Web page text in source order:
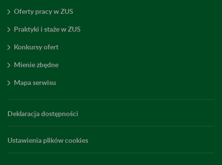
Oferty pracy w ZUS
Praktyki i staże w ZUS
Konkursy ofert
Mienie zbędne
Mapa serwisu
Deklaracja dostępności
Ustawienia plików cookies